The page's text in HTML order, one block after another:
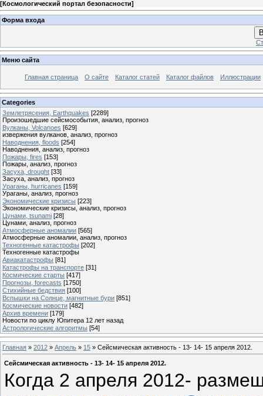
[Космологический портал безопасности]
Форма входа
Меню сайта
Главная страница О сайте Каталог статей Каталог файлов Иллюстрации
Categories
Землетрясения, Earthquakes [2289]
Произошедшие сейсмособытия, анализ, прогноз
Вулканы, Volcanoes [629]
извержения вулканов, анализ, прогноз
Наводнения, floods [254]
Наводнения, анализ, прогноз
Пожары, fires [153]
Пожары, анализ, прогноз
Засуха, drought [33]
Засуха, анализ, прогноз
Ураганы, hurricanes [159]
Ураганы, анализ, прогноз
Экономические кризисы [223]
Экономические кризисы, анализ, прогноз
Цунами, tsunami [28]
Цунами, анализ, прогноз
Атмосферные аномалии [565]
Атмосферные аномалии, анализ, прогноз
Техногенные катастрофы [202]
Техногенные катастрофы
Авиакатастрофы [81]
Катастрофы на транспорте [31]
Космические старты [417]
Прогнозы, forecasts [1750]
Стихийные бедствия [100]
Вспышки на Солнце, магнитные бури [851]
Космические новости [482]
Архив времени [179]
Новости по циклу Юпитера 12 лет назад
Астрологические алгоритмы [54]
Главная » 2012 » Апрель » 15 » Сейсмическая активность - 13- 14- 15 апреля 2012.
Сейсмическая активность - 13- 14- 15 апреля 2012.
Когда 2 апреля 2012-